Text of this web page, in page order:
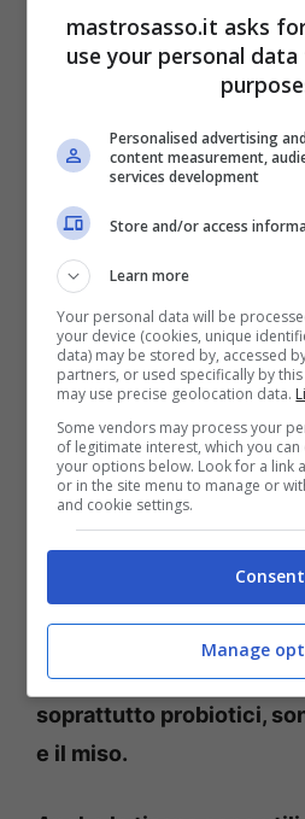
Gonfiore pancia, i rimedi prima
Di conseguenza possono
problemi all’intestino e
patologie come l’obesità,
cardiovascolari o anche
infiammatorie croniche
è importante seguire
corretta, per trovare un
e quindi provare ad avere
sgonfia.I cibi consigliati,
soprattutto probiotici,
e il miso.
mastrosasso.it asks
use your personal
Personalised advertising
content measurement,
services development
Store and/or access
Learn more
Your personal data will be
your device (cookies, unique
data) may be stored by, accessed
partners, or used specifically by
may use precise geolocation data.
Some vendors may process your
of legitimate interest, which you
your options below. Look for a link
or in the site menu to manage or
and cookie settings.
Consent
Manage